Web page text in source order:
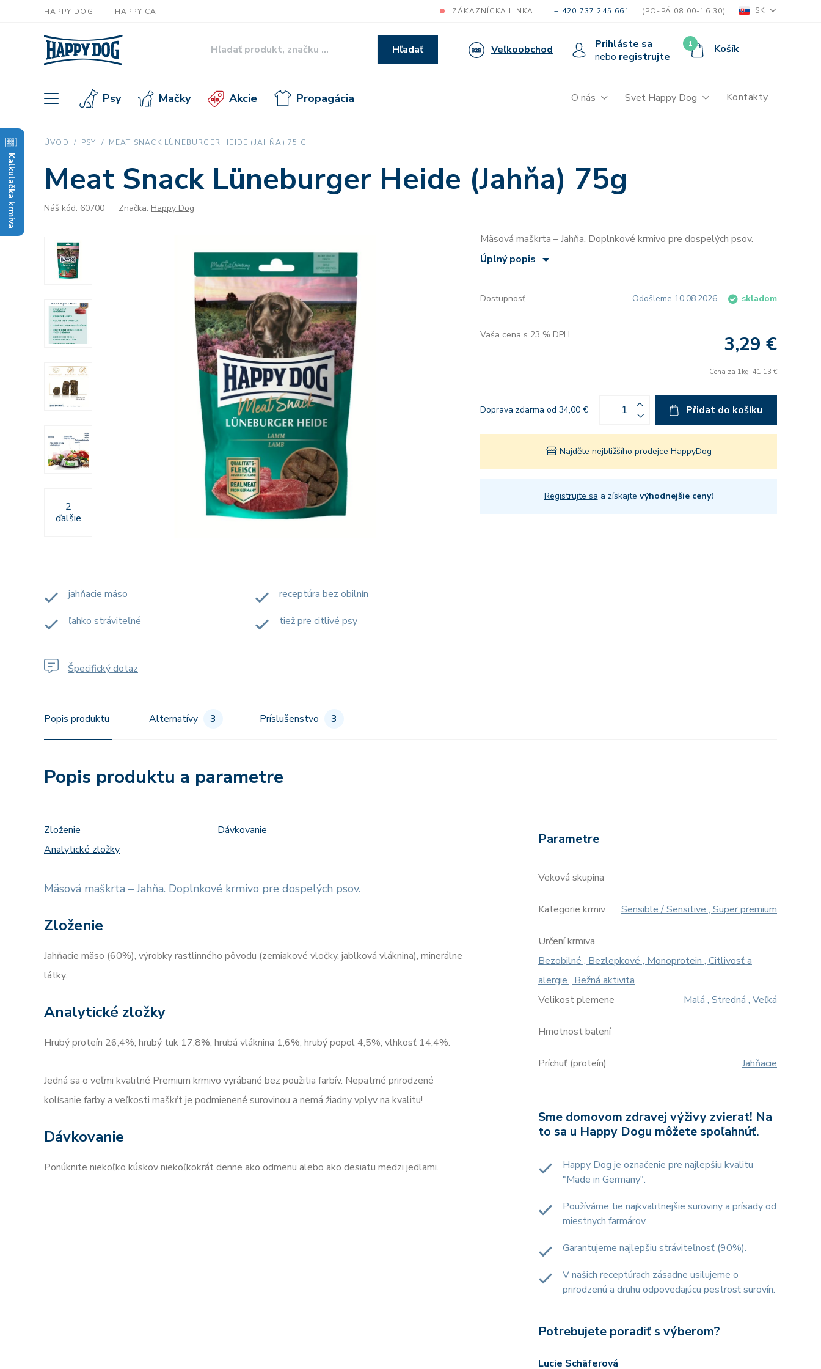
Kalkulačka krmiva
HAPPY DOG HAPPY CAT ZÁKAZNÍCKA LINKA: + 420 737 245 661 (PO-PÁ 08.00-16.30) SK
Hľadať Veľkoobchod
Prihláste sa
nebo registrujte
Košík
1
Psy Mačky Akcie Propagácia O nás Svet Happy Dog Kontakty
ÚVOD PSY MEAT SNACK LÜNEBURGER HEIDE (JAHŇA) 75 G
Meat Snack Lüneburger Heide (Jahňa) 75g
Náš kód: 60700 Značka: Happy Dog
2
ďalšie
jahňacie mäso
receptúra bez obilnín
ľahko stráviteľné
tiež pre citlivé psy
Špecifický dotaz
Mäsová maškrta – Jahňa. Doplnkové krmivo pre dospelých psov.
Úplný popis
Dostupnosť Odošleme 10.08.2026 skladom
Vaša cena s 23 % DPH 3,29 €
Cena za 1kg: 41,13 €
Doprava zdarma od 34,00 € Přidat do košíku
Najděte nejbližšího prodejce HappyDog
Registrujte sa a získajte výhodnejšie ceny!
Popis produktu Alternatívy 3 Príslušenstvo 3
Popis produktu a parametre
Zloženie
Analytické zložky
Dávkovanie
Mäsová maškrta – Jahňa. Doplnkové krmivo pre dospelých psov.
Zloženie
Jahňacie mäso (60%), výrobky rastlinného pôvodu (zemiakové vločky, jablková vláknina), minerálne
látky.
Analytické zložky
Hrubý proteín 26,4%; hrubý tuk 17,8%; hrubá vláknina 1,6%; hrubý popol 4,5%; vlhkosť 14,4%.
Jedná sa o veľmi kvalitné Premium krmivo vyrábané bez použitia farbív. Nepatrné prirodzené
kolísanie farby a veľkosti maškŕt je podmienené surovinou a nemá žiadny vplyv na kvalitu!
Dávkovanie
Ponúknite niekoľko kúskov niekoľkokrát denne ako odmenu alebo ako desiatu medzi jedlami.
Parametre
Veková skupina
Kategorie krmiv Sensible / Sensitive , Super premium
Určení krmiva
Bezobilné , Bezlepkové , Monoprotein , Citlivosť a
alergie , Bežná aktivita
Velikost plemene
Malá , Stredná , Veľká
Hmotnost balení
Príchuť (proteín) Jahňacie
Sme domovom zdravej výživy zvierat! Na
to sa u Happy Dogu môžete spoľahnúť.
Happy Dog je označenie pre najlepšiu kvalitu
"Made in Germany".
Používáme tie najkvalitnejšie suroviny a prísady od
miestnych farmárov.
Garantujeme najlepšiu stráviteľnosť (90%).
V našich receptúrach zásadne usilujeme o
prirodzenú a druhu odpovedajúcu pestrosť surovín.
Potrebujete poradiť s výberom?
Lucie Schäferová